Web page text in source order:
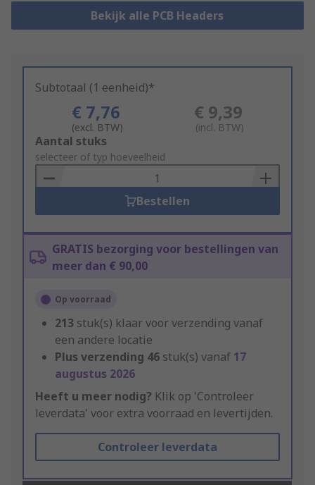
Bekijk alle PCB Headers
Subtotaal (1 eenheid)*
€ 7,76
(excl. BTW)
€ 9,39
(incl. BTW)
Add
to
Basket
Aantal stuks
selecteer of typ hoeveelheid
Bestellen
GRATIS bezorging voor bestellingen van
meer dan € 90,00
Op voorraad
213 stuk(s) klaar voor verzending vanaf
een andere locatie
Plus verzending 46 stuk(s) vanaf 17
augustus 2026
Heeft u meer nodig? Klik op 'Controleer
leverdata' voor extra voorraad en levertijden.
Controleer leverdata